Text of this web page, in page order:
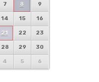
7 8 9
14 15 16
21 22 23
28 29 30
4 5 6